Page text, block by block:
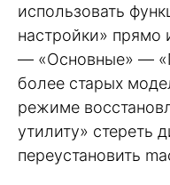
использовать
настройки» прямо
— «Основные» —
более старых
режиме
утилиту» стереть
переустановить